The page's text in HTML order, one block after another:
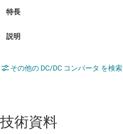
その他の DC/DC コンバータ を検索
技術資料